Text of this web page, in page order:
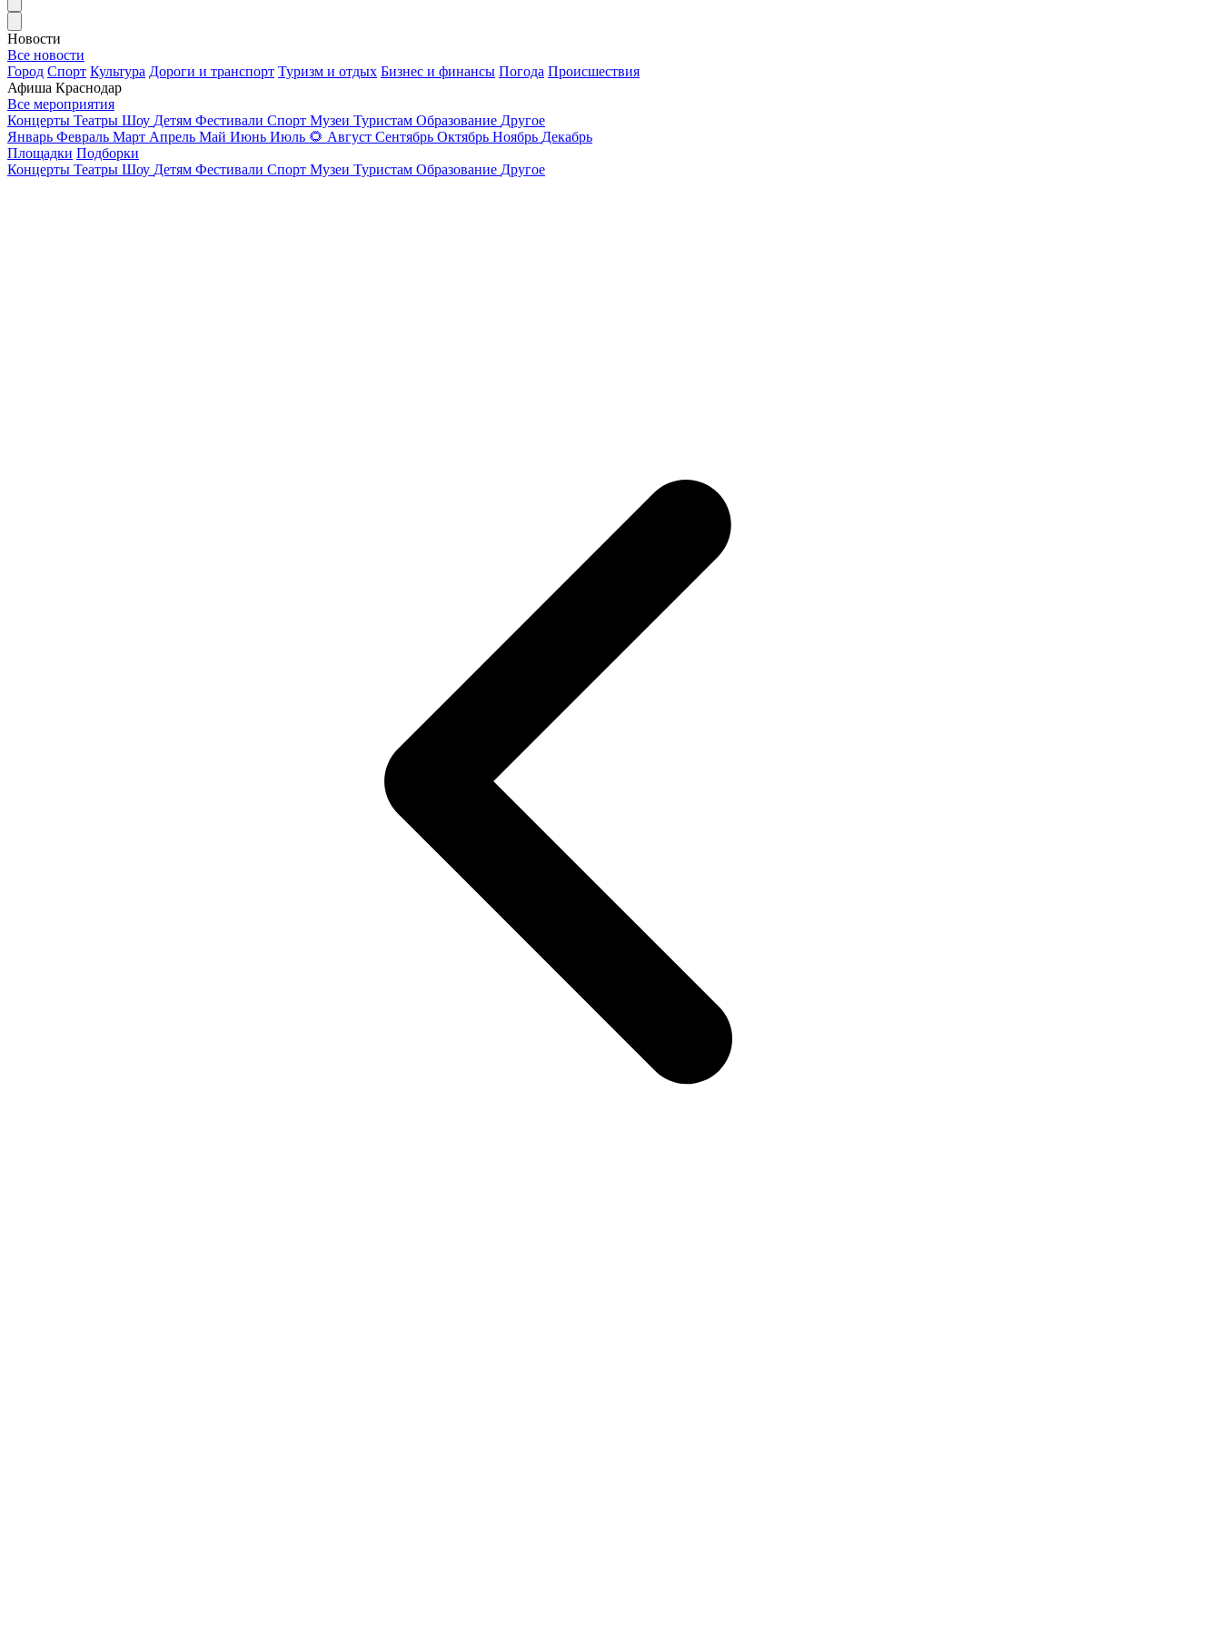
Новости
Все новости
Город Спорт Культура Дороги и транспорт Туризм и отдых Бизнес и финансы Погода Происшествия
Афиша Краснодар
Все мероприятия
Концерты Театры Шоу Детям Фестивали Спорт Музеи Туристам Образование Другое
Январь Февраль Март Апрель Май Июнь Июль 🌻 Август Сентябрь Октябрь Ноябрь Декабрь
Площадки Подборки
Концерты Театры Шоу Детям Фестивали Спорт Музеи Туристам Образование Другое